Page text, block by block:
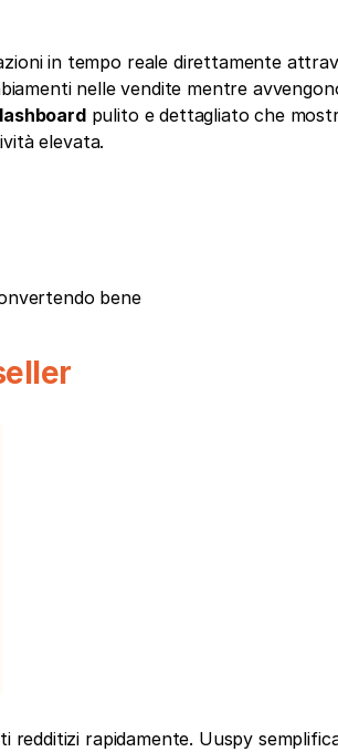
in tempo reale direttamente
nelle vendite mentre
pulito e dettagliato che
elevata.
bene
redditizi rapidamente. Uuspy